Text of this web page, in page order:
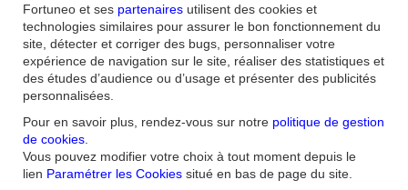
Roach, chef économiste chez LPL Financial.
Le marché parie toujours sur une hausse des taux de la banque
centrale en septembre, selon l'outil de veille CME FedWatch.
ni/tmc/aor
© 2026 AFP
Fortuneo et ses partenaires utilisent des cookies et
technologies similaires pour assurer le bon fonctionnement du
site, détecter et corriger des bugs, personnaliser votre
expérience de navigation sur le site, réaliser des statistiques et
des études d’audience ou d’usage et présenter des publicités
personnalisées.
Pour en savoir plus, rendez-vous sur notre politique de gestion
de cookies
Vous pouvez modifier votre choix à tout moment depuis le
lien Paramétrer les Cookies situé en bas de page du site.